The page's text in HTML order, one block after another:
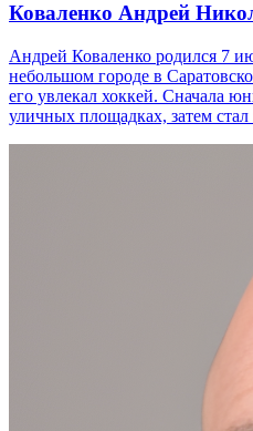
Коваленко Андрей
Андрей Коваленко родился 7
небольшом городе в
его увлекал хоккей. Сначала
уличных площадках, затем